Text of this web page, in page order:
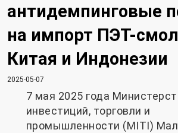
антидемпинговые
на импорт ПЭТ-
Китая и Индонезии
2025-05-07
7 мая 2025 года
инвестиций, торговли и
промышленности (MITI)